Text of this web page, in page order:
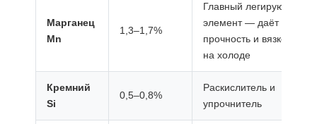
Марганец
Mn
1,3–1,7%
Главный легирующий
элемент — даёт
прочность и вязкость
на холоде
Кремний
Si
0,5–0,8%
Раскислитель и
упрочнитель